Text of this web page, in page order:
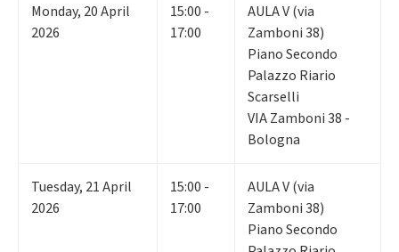
Monday, 20April
2026
15:00 -
17:00
AULA V (via
Zamboni 38)
Piano Secondo
Palazzo Riario
Scarselli
VIA Zamboni 38 -
Bologna
Tuesday, 21April
2026
15:00 -
17:00
AULA V (via
Zamboni 38)
Piano Secondo